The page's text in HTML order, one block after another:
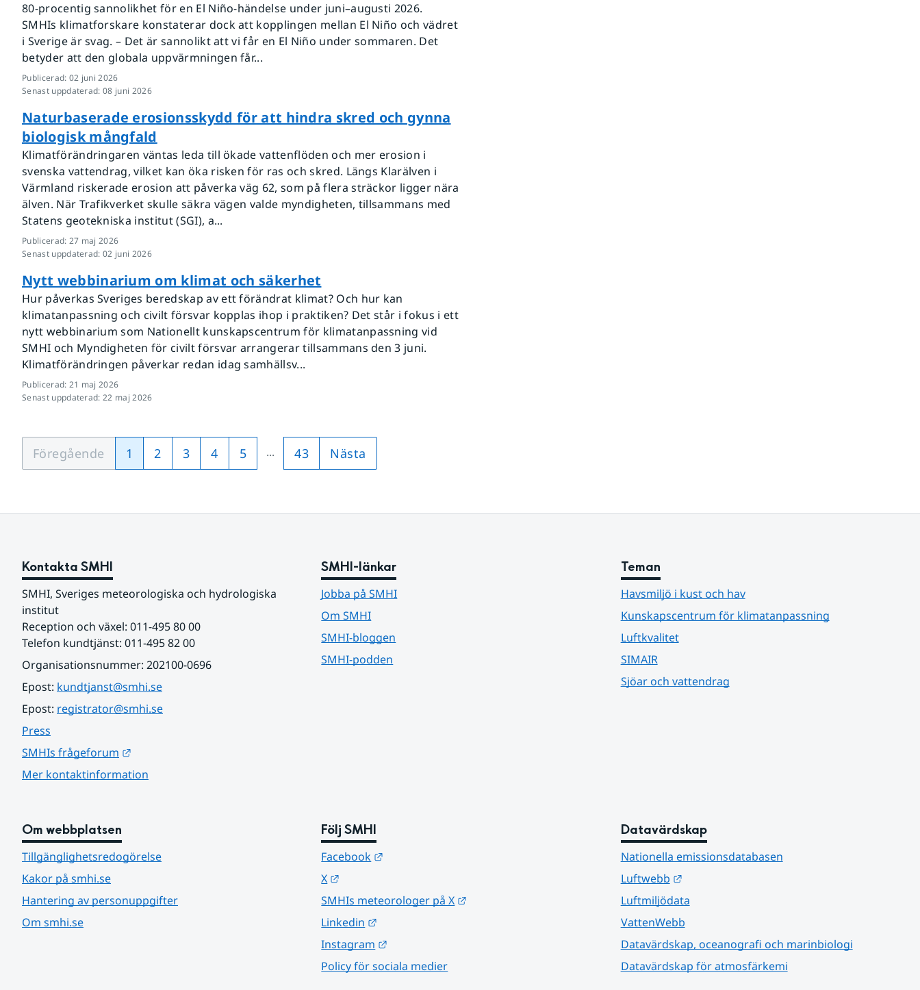
80-procentig sannolikhet för en El Niño-händelse under juni–augusti 2026.
SMHIs klimatforskare konstaterar dock att kopplingen mellan El Niño och vädret
i Sverige är svag. – Det är sannolikt att vi får en El Niño under sommaren. Det
betyder att den globala uppvärmningen får...
Publicerad: 02 juni 2026
Senast uppdaterad:08 juni 2026
Naturbaserade erosionsskydd för att hindra skred och gynna
biologisk mångfald
Klimatförändringaren väntas leda till ökade vattenflöden och mer erosion i
svenska vattendrag, vilket kan öka risken för ras och skred. Längs Klarälven i
Värmland riskerade erosion att påverka väg 62, som på flera sträckor ligger nära
älven. När Trafikverket skulle säkra vägen valde myndigheten, tillsammans med
Statens geotekniska institut (SGI), a...
Publicerad: 27 maj 2026
Senast uppdaterad:02 juni 2026
Nytt webbinarium om klimat och säkerhet
Hur påverkas Sveriges beredskap av ett förändrat klimat? Och hur kan
klimatanpassning och civilt försvar kopplas ihop i praktiken? Det står i fokus i ett
nytt webbinarium som Nationellt kunskapscentrum för klimatanpassning vid
SMHI och Myndigheten för civilt försvar arrangerar tillsammans den 3 juni.
Klimatförändringen påverkar redan idag samhällsv...
Publicerad: 21 maj 2026
Senast uppdaterad:22 maj 2026
Föregående 1 2 3 4 5 ... 43 Nästa
Kontakta SMHI
SMHI, Sveriges meteorologiska och hydrologiska
institut
Reception och växel: 011-495 80 00
Telefon kundtjänst: 011-495 82 00
Organisationsnummer: 202100-0696
Epost: kundtjanst@smhi.se
Epost: registrator@smhi.se
Press
SMHIs frågeforum
Mer kontaktinformation
SMHI-länkar
Jobba på SMHI
Om SMHI
SMHI-bloggen
SMHI-podden
Teman
Havsmiljö i kust och hav
Kunskapscentrum för klimatanpassning
Luftkvalitet
SIMAIR
Sjöar och vattendrag
Om webbplatsen
Tillgänglighetsredogörelse
Kakor på smhi.se
Hantering av personuppgifter
Om smhi.se
Följ SMHI
Facebook
X
SMHIs meteorologer på X
Linkedin
Instagram
Policy för sociala medier
Datavärdskap
Nationella emissionsdatabasen
Luftwebb
Länk till annan webbplats.
Luftmiljödata
VattenWebb
Datavärdskap, oceanografi och marinbiologi
Datavärdskap för atmosfärkemi